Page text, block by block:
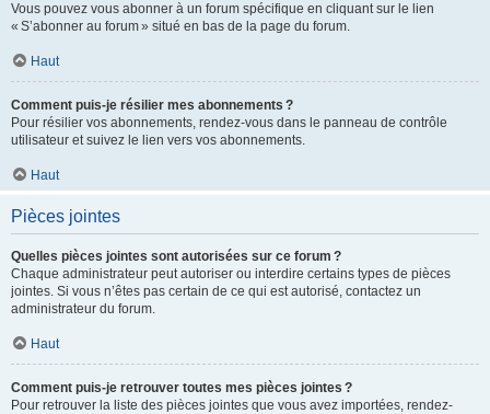
Vous pouvez vous abonner à un forum spécifique en cliquant sur le lien
« S’abonner au forum » situé en bas de la page du forum.
Haut
Comment puis-je résilier mes abonnements ?
Pour résilier vos abonnements, rendez-vous dans le panneau de contrôle
utilisateur et suivez le lien vers vos abonnements.
Haut
Pièces jointes
Quelles pièces jointes sont autorisées sur ce forum ?
Chaque administrateur peut autoriser ou interdire certains types de pièces
jointes. Si vous n’êtes pas certain de ce qui est autorisé, contactez un
administrateur du forum.
Haut
Comment puis-je retrouver toutes mes pièces jointes ?
Pour retrouver la liste des pièces jointes que vous avez importées, rendez-